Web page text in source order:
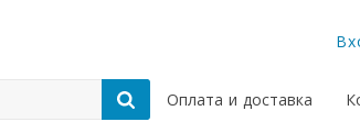
Оплата и доставка